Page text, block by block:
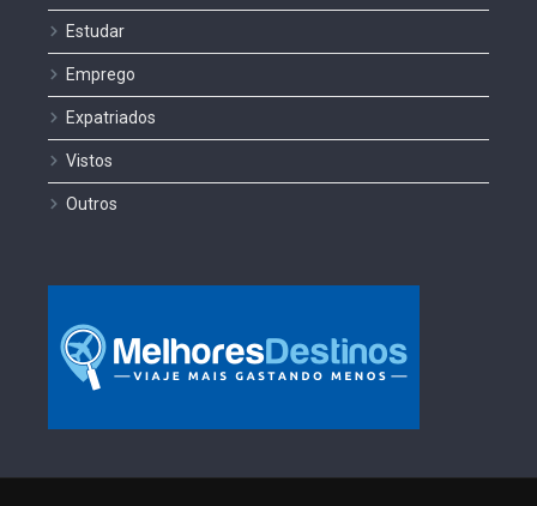
Estudar
Emprego
Expatriados
Vistos
Outros